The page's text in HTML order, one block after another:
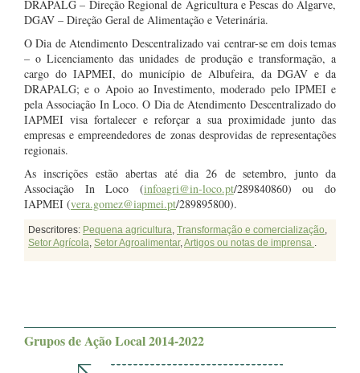
DRAPALG – Direção Regional de Agricultura e Pescas do Algarve,
DGAV – Direção Geral de Alimentação e Veterinária.
O Dia de Atendimento Descentralizado vai centrar-se em dois temas
– o Licenciamento das unidades de produção e transformação, a
cargo do IAPMEI, do município de Albufeira, da DGAV e da
DRAPALG; e o Apoio ao Investimento, moderado pelo IPMEI e
pela Associação In Loco. O Dia de Atendimento Descentralizado do
IAPMEI visa fortalecer e reforçar a sua proximidade junto das
empresas e empreendedores de zonas desprovidas de representações
regionais.
As inscrições estão abertas até dia 26 de setembro, junto da
Associação In Loco (infoagri@in-loco.pt/289840860) ou do
IAPMEI (vera.gomez@iapmei.pt/289895800).
Descritores: Pequena agricultura, Transformação e comercialização,
Setor Agrícola, Setor Agroalimentar,Artigos ou notas de imprensa .
Grupos de Ação Local 2014-2022